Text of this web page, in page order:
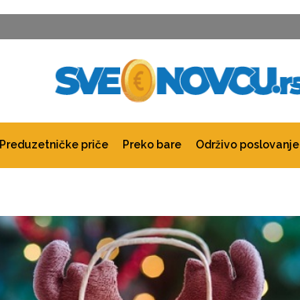
Preduzetničke priče Preko bare Održivo poslovanje